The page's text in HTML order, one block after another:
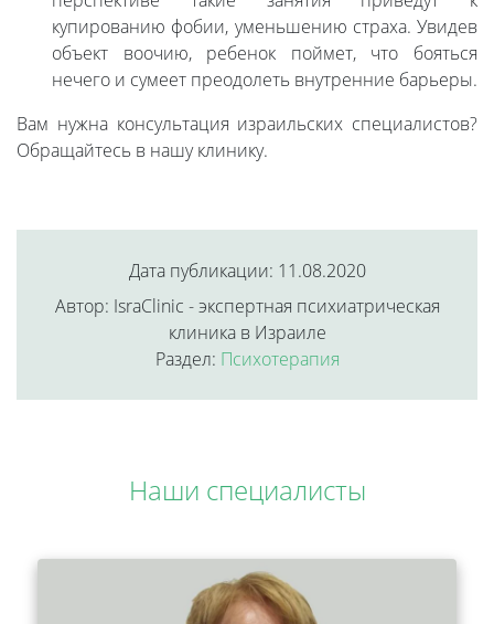
купированию фобии, уменьшению страха. Увидев
объект воочию, ребенок поймет, что бояться
нечего и сумеет преодолеть внутренние барьеры.
Вам нужна консультация израильских специалистов?
Обращайтесь в нашу клинику.
Дата публикации: 11.08.2020
Автор: IsraClinic - экспертная психиатрическая
клиника в Израиле
Раздел: Психотерапия
Наши специалисты